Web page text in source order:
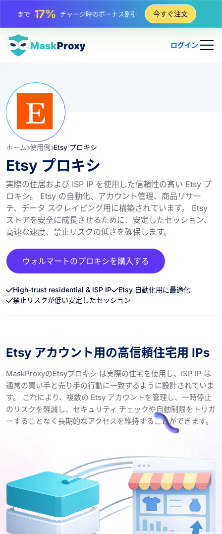
まで25%静的 IP 購入の割引
まで 81%
今すぐ注文
ログイン
ホーム 使用例 Etsy プロキシ
Etsy プロキシ
実際の住居および ISP IP を使用した信頼性の高い Etsy プ
ロキシ。 Etsy の自動化、アカウント管理、商品リサー
チ、データ スクレイピング用に構築されています。 Etsy
ストアを安全に成長させるために、安定したセッション、
高速な速度、禁止リスクの低さを確保します。
ウォルマートのプロキシを購入する
High-trust residential & ISP IP
Etsy 自動化用に最適化
禁止リスクが低い安定したセッション
Etsy アカウント用の高信頼住宅用 IPs
MaskProxyのEtsyプロキシ は実際の住宅を使用し、ISP IP は
通常の買い手と売り手の行動に一致するように設計されていま
す。 これにより、複数の Etsy アカウントを管理し、一時停止
のリスクを軽減し、セキュリティ チェックや自動制限をトリガ
ーすることなく長期的なアクセスを維持することができます。